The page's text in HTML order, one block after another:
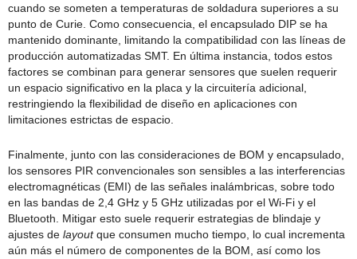
cuando se someten a temperaturas de soldadura superiores a su
punto de Curie. Como consecuencia, el encapsulado DIP se ha
mantenido dominante, limitando la compatibilidad con las líneas de
producción automatizadas SMT. En última instancia, todos estos
factores se combinan para generar sensores que suelen requerir
un espacio significativo en la placa y la circuitería adicional,
restringiendo la flexibilidad de diseño en aplicaciones con
limitaciones estrictas de espacio.
Finalmente, junto con las consideraciones de BOM y encapsulado,
los sensores PIR convencionales son sensibles a las interferencias
electromagnéticas (EMI) de las señales inalámbricas, sobre todo
en las bandas de 2,4 GHz y 5 GHz utilizadas por el Wi-Fi y el
Bluetooth. Mitigar esto suele requerir estrategias de blindaje y
ajustes de layoutque consumen mucho tiempo, lo cual incrementa
aún más el número de componentes de la BOM, así como los